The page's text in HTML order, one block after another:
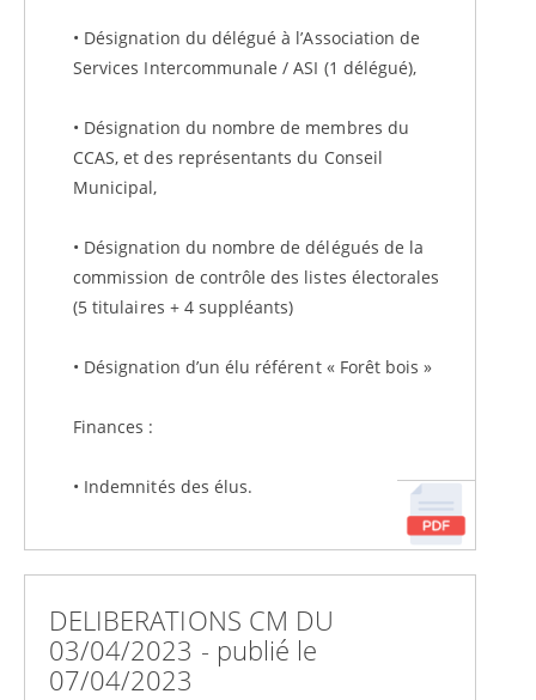
• Désignation du délégué à l’Association de
Services Intercommunale / ASI (1 délégué),
• Désignation du nombre de membres du
CCAS, et des représentants du Conseil
Municipal,
• Désignation du nombre de délégués de la
commission de contrôle des listes électorales
(5 titulaires + 4 suppléants)
• Désignation d’un élu référent « Forêt bois »
Finances :
• Indemnités des élus.
DELIBERATIONS CM DU
03/04/2023 - publié le
07/04/2023